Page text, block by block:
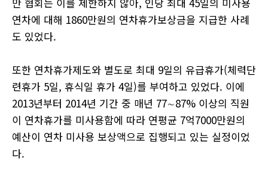
연차에 대해 1860만원의 연차휴가보상금을 지급한 사례
도 있었다.
또한 연차휴가제도와 별도로 최대 9일의 유급휴가(체력단
련휴가 5일, 휴식일 휴가 4일)를 부여하고 있었다. 이에
2013년부터 2014년 기간 중 매년 77∼87% 이상의 직원
이 연차휴가를 미사용함에 따라 연평균 7억7000만원의
예산이 연차 미사용 보상액으로 집행되고 있는 실정이었
다.